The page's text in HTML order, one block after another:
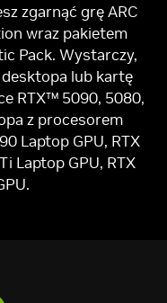
zgarnąć grę ARC
wraz pakietem
Pack. Wystarczy,
lub kartę
RTX™ 5090, 5080,
z procesorem
Laptop GPU, RTX
Laptop GPU, RTX